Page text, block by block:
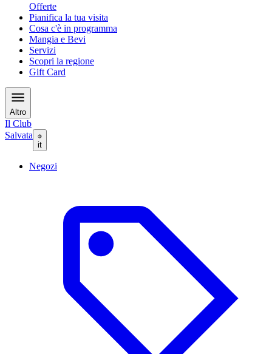
Offerte
Pianifica la tua visita
Cosa c'è in programma
Mangia e Bevi
Servizi
Scopri la regione
Gift Card
Altro
Il Club
Salvata
it
Negozi